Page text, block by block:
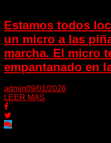
Estamos todos
un micro a las
marcha. El micro
empantanado en
admin09/01/2026
LEER MAS